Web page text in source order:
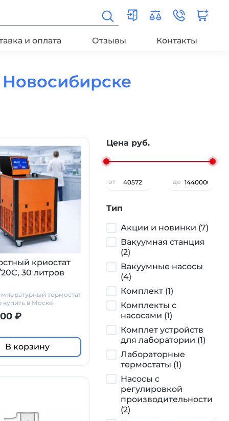
и оплата Отзывы Контакты
криостат
30 литров
термостат
купить в Моске.
Праймлаб.
₽
В корзину
Цена руб.
от до
Тип
Акции и новинки (7)
Вакуумная станция
(2)
Вакуумные насосы
(4)
Комплект (1)
Комплекты с
насосами (1)
Комплет устройств
для лаборатории (1)
Лабораторные
термостаты (1)
Насосы с
регулировкой
производительности
(2)